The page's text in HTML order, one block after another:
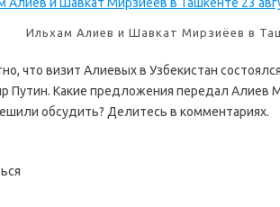
Ильхам Алиев и Шавкат Мирзиёев в
что визит Алиевых в Узбекистан
Путин. Какие предложения передал Алиев
обсудить? Делитесь в комментариях.